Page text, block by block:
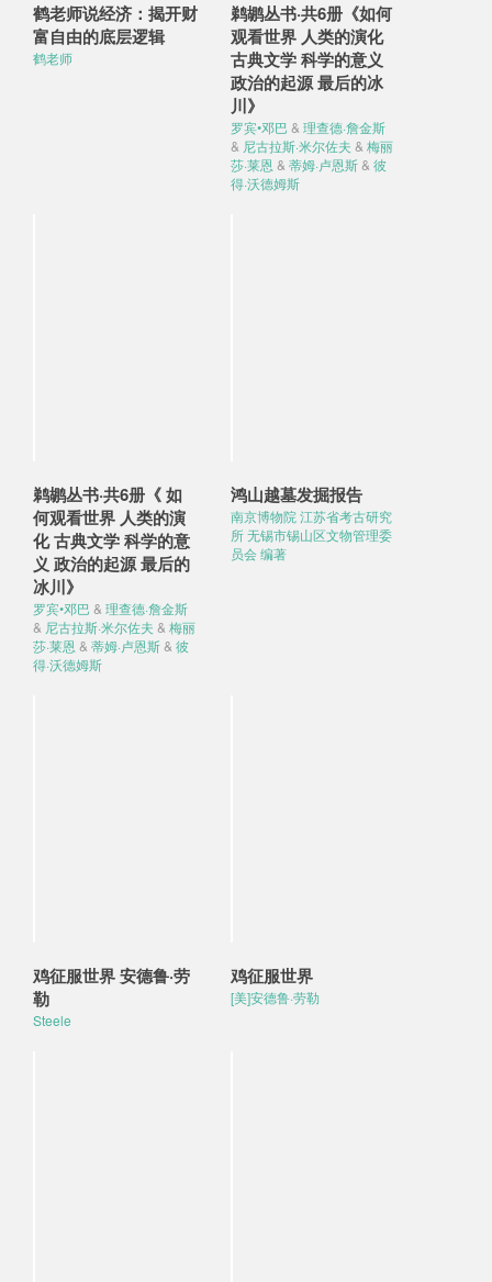
鹤老师说经济：揭开财
富自由的底层逻辑
鹤老师
鹈鹕丛书·共6册《如何
观看世界 人类的演化
古典文学 科学的意义
政治的起源 最后的冰
川》
罗宾•邓巴 & 理查德·詹金斯
& 尼古拉斯·米尔佐夫 & 梅丽
莎·莱恩 & 蒂姆·卢恩斯& 彼
得·沃德姆斯
鹈鹕丛书·共6册《 如
何观看世界 人类的演
化 古典文学 科学的意
义 政治的起源 最后的
冰川》
罗宾•邓巴 & 理查德·詹金斯
& 尼古拉斯·米尔佐夫 & 梅丽
莎·莱恩 & 蒂姆·卢恩斯& 彼
得·沃德姆斯
鸿山越墓发掘报告
南京博物院 江苏省考古研究
所 无锡市锡山区文物管理委
员会 编著
鸡征服世界 安德鲁·劳
勒
Steele
鸡征服世界
[美]安德鲁·劳勒